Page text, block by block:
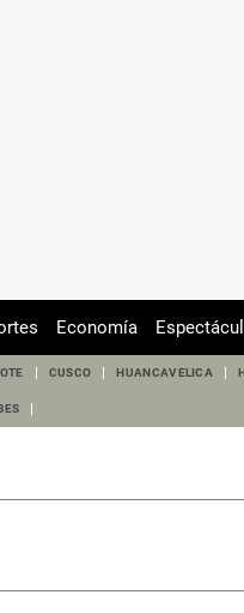
Economía
CUSCO HUANCAVELICA